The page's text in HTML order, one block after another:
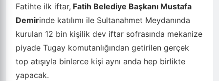
Fatihte ilk iftar, Fatih Belediye Başkanı Mustafa
Demirinde katılımı ile Sultanahmet Meydanında
kurulan 12 bin kişilik dev iftar sofrasında mekanize
piyade Tugay komutanlığından getirilen gerçek
top atışıyla binlerce kişi aynı anda hep birlikte
yapacak.